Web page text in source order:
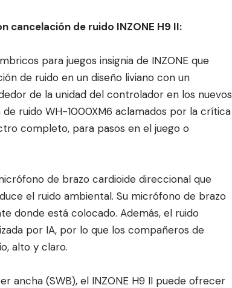
cancelación de ruido INZONE H9 II:
para juegos insignia de INZONE que
de ruido en un diseño liviano con un
de la unidad del controlador en los nuevos
ruido WH-1000XM6 aclamados por la crítica
completo, para pasos en el juego o
de brazo cardioide direccional que
el ruido ambiental. Su micrófono de brazo
donde está colocado. Además, el ruido
por IA, por lo que los compañeros de
alto y claro.
ancha (SWB), el INZONE H9 II puede ofrecer